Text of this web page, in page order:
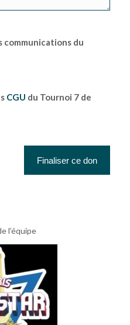
CGU du Tournoi 7 de
l’équipe